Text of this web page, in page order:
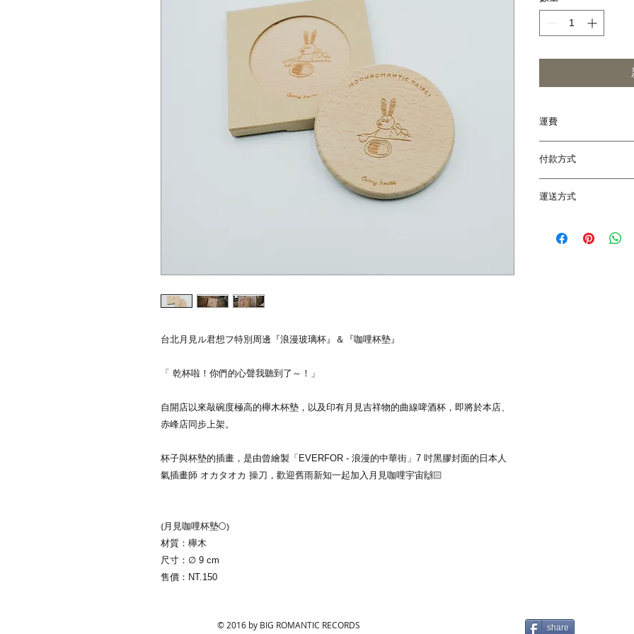
台北月見ル君想フ特別周邊『浪漫玻璃杯』＆『咖哩杯墊』​
「 乾杯啦！你們的心聲我聽到了～！」​
自開店以來敲碗度極高的櫸木杯墊，以及印有月見吉祥物的曲線啤酒杯，即將於本店、
赤峰店同步上架。​
杯子與杯墊的插畫，是由曾繪製「EVERFOR - 浪漫的中華街」7 吋黑膠封面的日本人
氣插畫師 オカタオカ 操刀，歡迎舊雨新知一起加入月見咖哩宇宙🙌🏻
⦅月見咖哩杯墊🌕⦆
材質：櫸木
尺寸：∅ 9 cm
售價：NT.150
運費
結帳 2000 元以內，
離島地區加收NT.100
付款方式
手動付款：彰化銀行
運送方式
© 2016 by BIG ROMANTIC RECORDS share